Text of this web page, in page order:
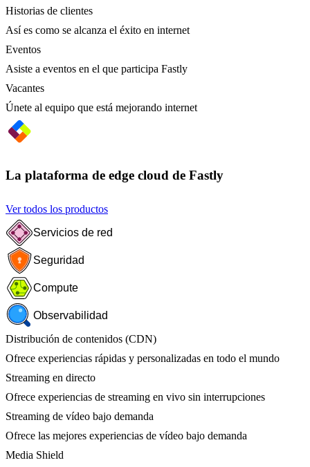
Historias de clientes
Así es como se alcanza el éxito en internet
Eventos
Asiste a eventos en el que participa Fastly
Vacantes
Únete al equipo que está mejorando internet
La plataforma de edge cloud de Fastly
Ver todos los productos
Servicios de red
Seguridad
Compute
Observabilidad
Distribución de contenidos (CDN)
Ofrece experiencias rápidas y personalizadas en todo el mundo
Streaming en directo
Ofrece experiencias de streaming en vivo sin interrupciones
Streaming de vídeo bajo demanda
Ofrece las mejores experiencias de vídeo bajo demanda
Media Shield